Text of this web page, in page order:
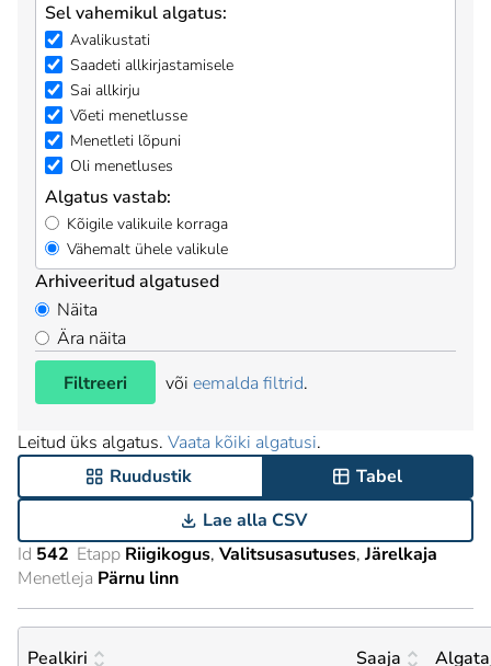
Sel vahemikul algatus:
Avalikustati
Saadeti allkirjastamisele
Sai allkirju
Võeti menetlusse
Menetleti lõpuni
Oli menetluses
Algatus vastab:
Kõigile valikuile korraga
Vähemalt ühele valikule
Arhiveeritud algatused
Näita
Ära näita
Filtreeri
või eemalda filtrid.
Leitud üks algatus. Vaata kõiki algatusi.
Ruudustik
Tabel
Lae alla CSV
Id 542 Etapp Riigikogus Valitsusasutuses Järelkaja
Menetleja Pärnu linn
Pealkiri Saaja